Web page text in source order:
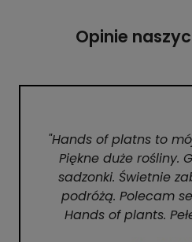
Opinie
"Hands of platns to
Piękne duże rośliny.
sadzonki. Świetnie
podróżą. Polecam
Hands of plants.